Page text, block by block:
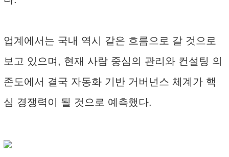
업계에서는 국내 역시 같은 흐름으로 갈 것으로
보고 있으며, 현재 사람 중심의 관리와 컨설팅 의
존도에서 결국 자동화 기반 거버넌스 체계가 핵
심 경쟁력이 될 것으로 예측했다.